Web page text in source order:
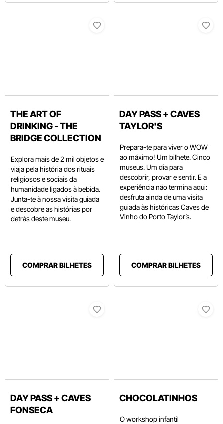
THE ART OF
DRINKING - THE
BRIDGE COLLECTION
Explora mais de 2 mil objetos e
viaja pela história dos rituais
religiosos e sociais da
humanidade ligados à bebida.
Junta-te à nossa visita guiada
e descobre as histórias por
detrás deste museu.
COMPRAR BILHETES
DAY PASS + CAVES
TAYLOR'S
Prepara-te para viver o WOW
ao máximo! Um bilhete. Cinco
museus. Um dia para
descobrir, provar e sentir. E a
experiência não termina aqui:
desfruta ainda de uma visita
guiada às históricas Caves de
Vinho do Porto Taylor’s.
COMPRAR BILHETES
DAY PASS + CAVES
FONSECA
CHOCOLATINHOS
O workshop infantil